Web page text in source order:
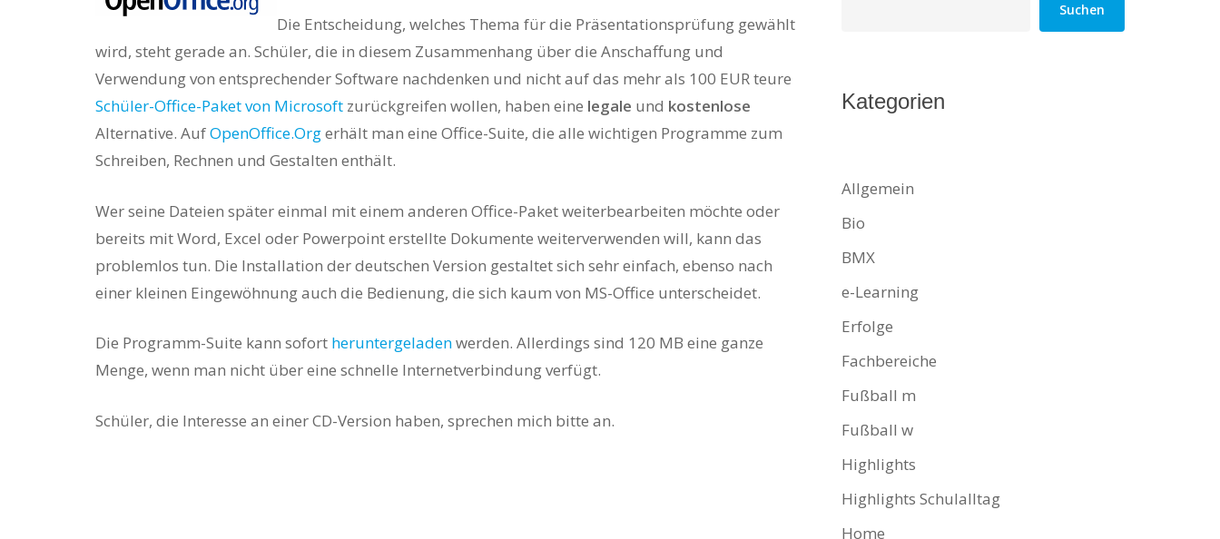
Die Entscheidung, welches Thema für die Präsentationsprüfung gewählt
wird, steht gerade an. Schüler, die in diesem Zusammenhang über die Anschaffung und
Verwendung von entsprechender Software nachdenken und nicht auf das mehr als 100 EUR teure
Schüler-Office-Paket von Microsoft zurückgreifen wollen, haben eine legale und kostenlose
Alternative. AufOpenOffice.Orgerhält man eine Office-Suite, die alle wichtigen Programme zum
Schreiben, Rechnen und Gestalten enthält.
Wer seine Dateien später einmal mit einem anderen Office-Paket weiterbearbeiten möchte oder
bereits mit Word, Excel oder Powerpoint erstellte Dokumente weiterverwenden will, kann das
problemlos tun. Die Installation der deutschen Version gestaltet sich sehr einfach, ebenso nach
einer kleinen Eingewöhnung auch die Bedienung, die sich kaum von MS-Office unterscheidet.
Die Programm-Suite kann sofort heruntergeladenwerden. Allerdings sind 120 MB eine ganze
Menge, wenn man nicht über eine schnelle Internetverbindung verfügt.
Schüler, die Interesse an einer CD-Version haben, sprechen mich bitte an.
Suchen
Kategorien
Allgemein
Bio
BMX
e-Learning
Erfolge
Fachbereiche
Fußball m
Fußball w
Highlights
Highlights Schulalltag
Home